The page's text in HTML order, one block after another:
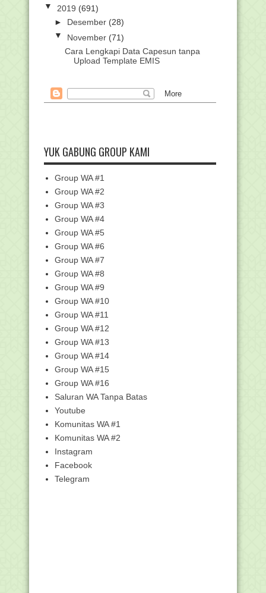
▼ 2019 (691)
► Desember (28)
▼ November (71)
Cara Lengkapi Data Capesun tanpa
Upload Template EMIS
Pelamar, Formasi Gu...
ALUR SERTA UNSUR PENUNJANG
Panduan User Manual Mengerjakan
Aplikasi ARD Madrasah
CPNS Tidak Boleh Pindah Sebelum 10
Tahun, BKN: Aku...
Pidato Nadiem Makarim di Hari Guru
Dikritik PGRI d...
Kabar Gembira, Waktu Penutupan
Pendaftaran CPNS 20...
KURSI PANAS MAJELIS ILMU
CARA MINUM RASULULLAH CEGAH
KEMAKSIATAN
Pendaftaran CPNS 2019 Tinggal
Sebentar, Ini Formas...
Nekat, Pemuda di Amuntai Cabuli Istri
Teman Sendiri
Sukmawati Bandingkan Soekarno-Nabi
Muhammad, Wamen...
HAL YANG HARUS DIKETAHUI
TENTANG SEKOLAH RAMAH ANAK
Lupa Password di VervalPD
Kemdikbud? Ini Solusinya.
BKN Tiadakan Fitur Jumlah Pelamar
Fachrul Razi Romba...
YUK GABUNG GROUP KAMI
Group WA #1
Group WA #2
Group WA #3
Group WA #4
Group WA #5
Group WA #6
Group WA #7
Group WA #8
Group WA #9
Group WA #10
Group WA #11
Group WA #12
Group WA #13
Group WA #14
Group WA #15
Group WA #16
Saluran WA Tanpa Batas
Youtube
Komunitas WA #1
Komunitas WA #2
Instagram
Facebook
Telegram